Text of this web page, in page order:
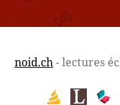
noid.ch- lectures